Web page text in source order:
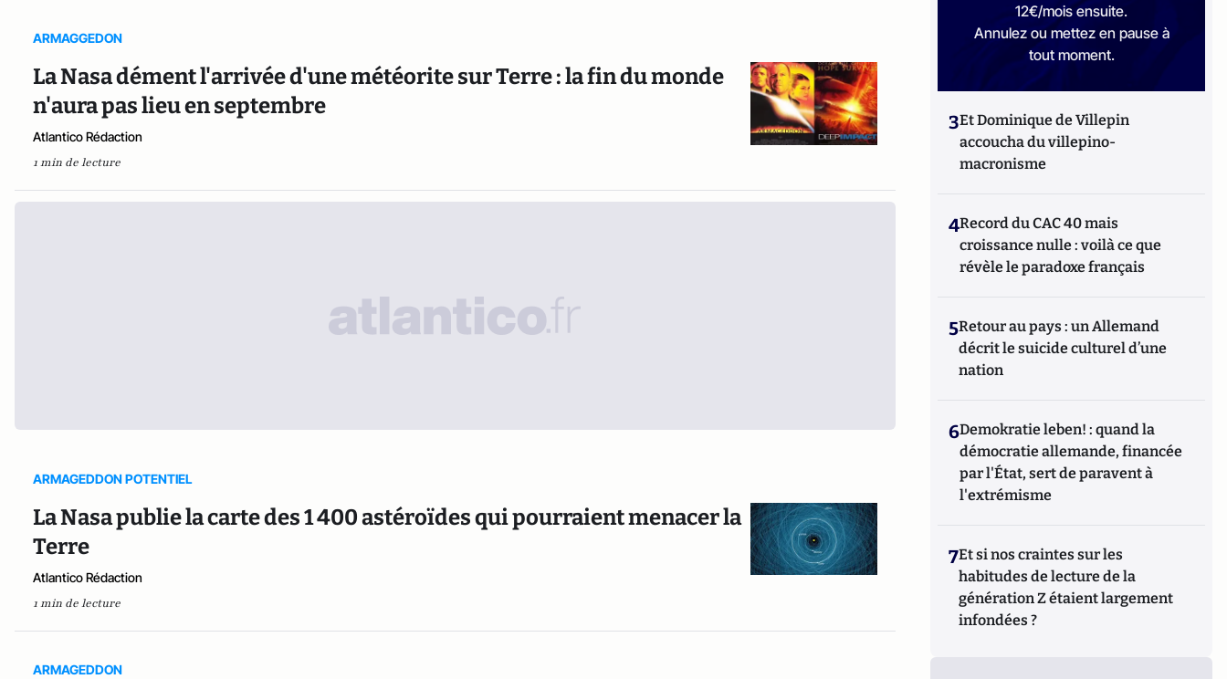
ARMAGGEDON
La Nasa dément l'arrivée d'une météorite sur Terre : la fin du monde
n'aura pas lieu en septembre
Atlantico Rédaction
1 min de lecture
ARMAGEDDON POTENTIEL
La Nasa publie la carte des 1 400 astéroïdes qui pourraient menacer la
Terre
Atlantico Rédaction
1 min de lecture
ARMAGEDDON
12€/mois ensuite.
Annulez ou mettez en pause à
tout moment.
3Et Dominique de Villepin
accoucha du villepino-
macronisme
4Record du CAC 40 mais
croissance nulle : voilà ce que
révèle le paradoxe français
5Retour au pays : un Allemand
décrit le suicide culturel d’une
nation
6Demokratie leben! : quand la
démocratie allemande, financée
par l'État, sert de paravent à
l'extrémisme
7Et si nos craintes sur les
habitudes de lecture de la
génération Z étaient largement
infondées ?